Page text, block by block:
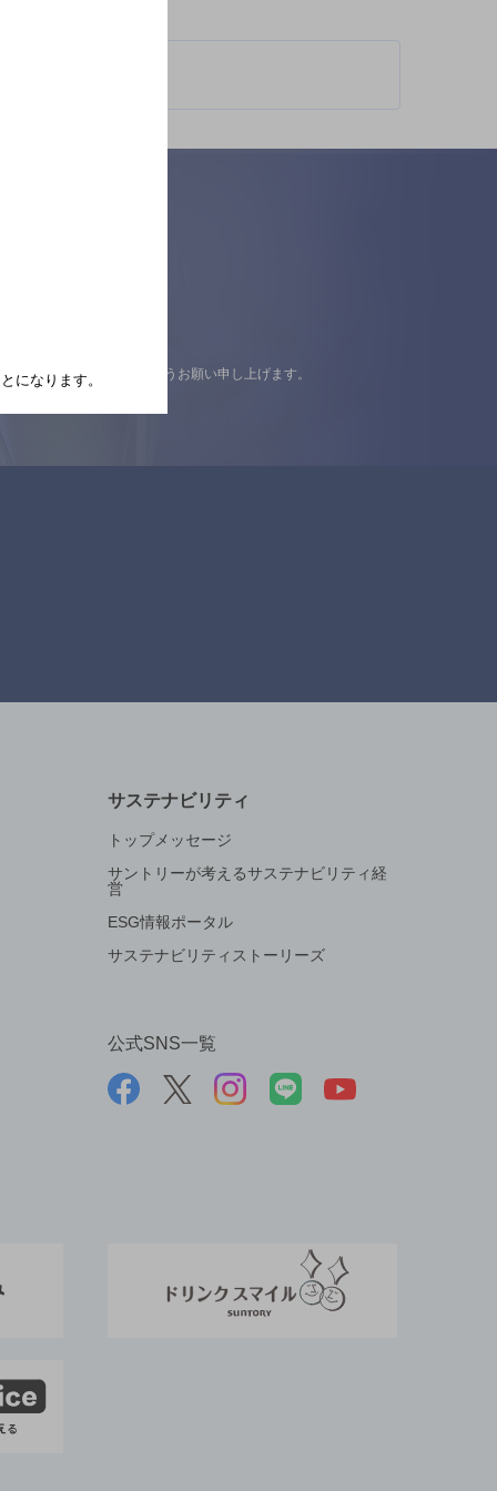
上ご来店くださいますようお願い申し上げます。
サステナビリティ
トップメッセージ
サントリーが考えるサステナビリティ経
営
ESG情報ポータル
サステナビリティストーリーズ
公式SNS一覧
になります。